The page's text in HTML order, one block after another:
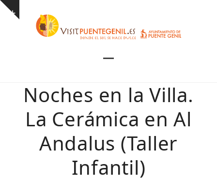
Skip
Show
mobile
menu
mobile
menu
Noches en la Villa.
La Cerámica en Al
Andalus (Taller
Infantil)